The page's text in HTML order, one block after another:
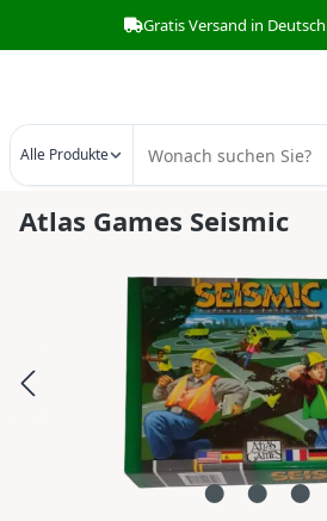
Zum Hauptinhalt springen
Gratis Versand in
Alle Produkte
Atlas Games Seismic